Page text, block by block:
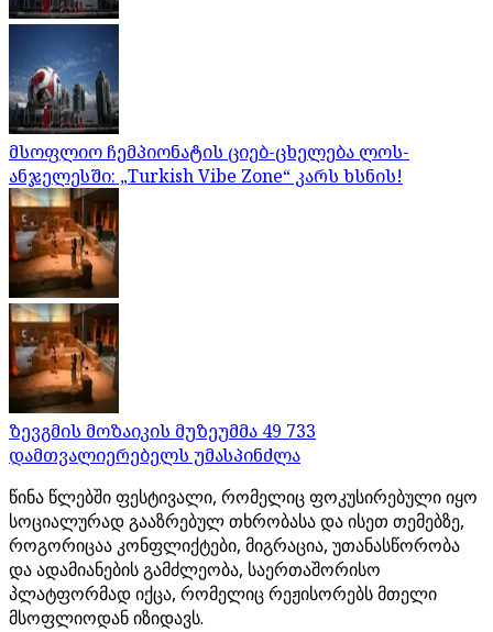
მსოფლიო ჩემპიონატის ციებ-ცხელება ლოს-
ანჯელესში: „Turkish Vibe Zone“ კარს ხსნის!
ზევგმის მოზაიკის მუზეუმმა 49 733
დამთვალიერებელს უმასპინძლა
წინა წლებში ფესტივალი, რომელიც ფოკუსირებული იყო
სოციალურად გააზრებულ თხრობასა და ისეთ თემებზე,
როგორიცაა კონფლიქტები, მიგრაცია, უთანასწორობა
და ადამიანების გამძლეობა, საერთაშორისო
პლატფორმად იქცა, რომელიც რეჟისორებს მთელი
მსოფლიოდან იზიდავს.